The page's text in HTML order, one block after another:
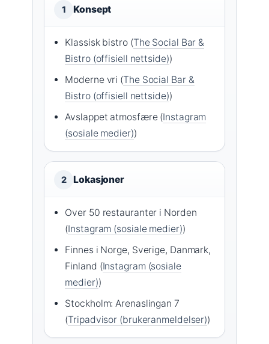
1 Konsept
Klassisk bistro (The Social Bar &
Bistro (offisiell nettside))
Moderne vri (The Social Bar &
Bistro (offisiell nettside))
Avslappet atmosfære (Instagram
(sosiale medier))
2 Lokasjoner
Over 50 restauranter i Norden
(Instagram (sosiale medier))
Finnes i Norge, Sverige, Danmark,
Finland (Instagram (sosiale
medier))
Stockholm: Arenaslingan 7
(Tripadvisor (brukeranmeldelser))